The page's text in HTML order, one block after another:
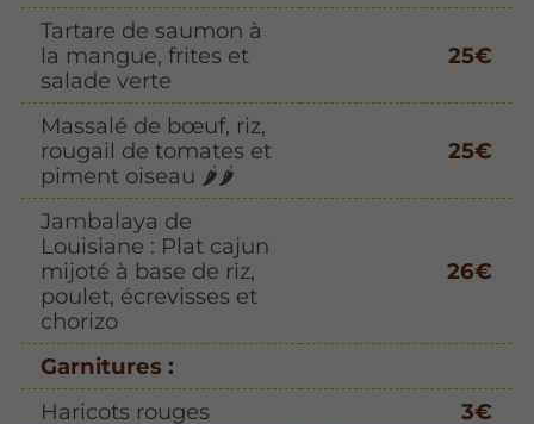
Tartare de saumon à
la mangue, frites et
salade verte
25€
Massalé de bœuf, riz,
rougail de tomates et
piment oiseau 🌶️🌶️
25€
Jambalaya de
Louisiane : Plat cajun
mijoté à base de riz,
poulet, écrevisses et
chorizo
26€
Garnitures :
Haricots rouges
3€